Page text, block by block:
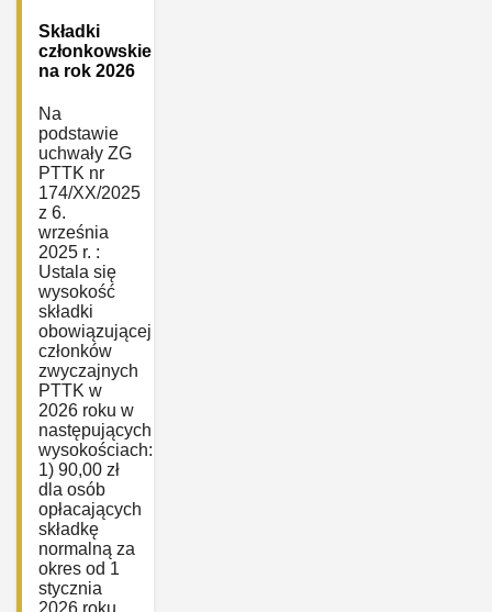
Składki
członkowskie
na rok 2026
Na
podstawie
uchwały ZG
PTTK nr
174/XX/2025
z 6.
września
2025 r. :
Ustala się
wysokość
składki
obowiązującej
członków
zwyczajnych
PTTK w
2026 roku w
następujących
wysokościach:
1) 90,00 zł
dla osób
opłacających
składkę
normalną za
okres od 1
stycznia